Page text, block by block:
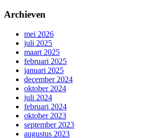
Archieven
mei 2026
juli 2025
maart 2025
februari 2025
januari 2025
december 2024
oktober 2024
juli 2024
februari 2024
oktober 2023
september 2023
augustus 2023